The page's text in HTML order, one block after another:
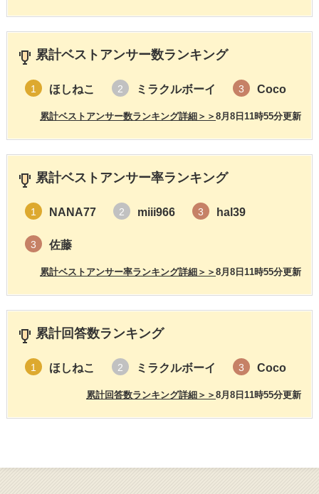
累計ベストアンサー数ランキング
1 ほしねこ 2 ミラクルボーイ 3 Coco
8月8日11時55分更新
累計ベストアンサー数ランキング詳細＞＞
累計ベストアンサー率ランキング
1 NANA77 2 miii966 3 hal39
3 佐藤
8月8日11時55分更新
累計ベストアンサー率ランキング詳細＞＞
累計回答数ランキング
1 ほしねこ 2 ミラクルボーイ 3 Coco
8月8日11時55分更新
累計回答数ランキング詳細＞＞